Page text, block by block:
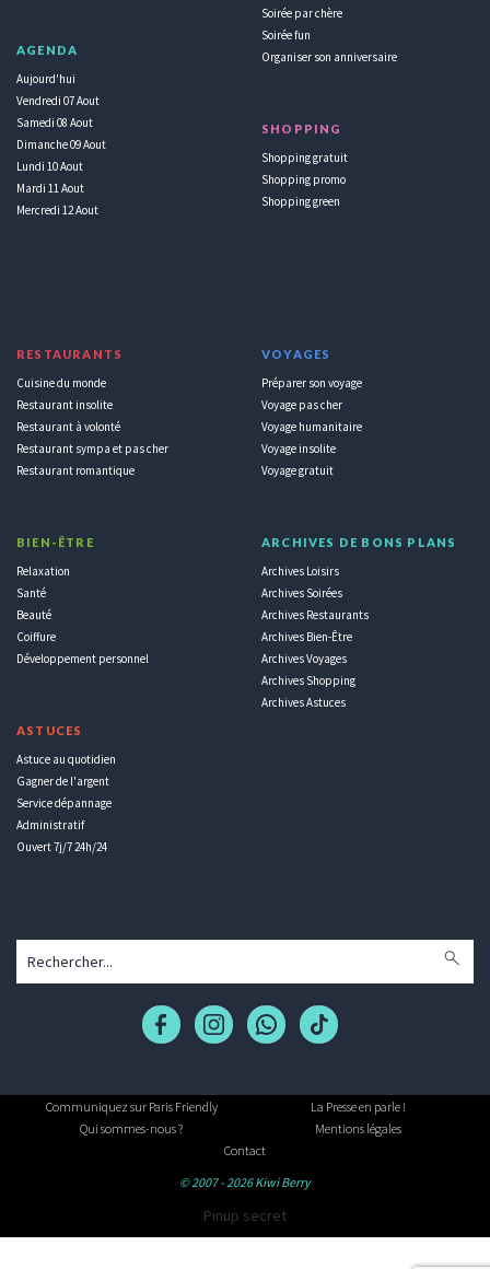
AGENDA
Aujourd'hui
Vendredi 07 Aout
Samedi 08 Aout
Dimanche 09 Aout
Lundi 10 Aout
Mardi 11 Aout
Mercredi 12 Aout
Soirée par chère
Soirée fun
Organiser son anniversaire
SHOPPING
Shopping gratuit
Shopping promo
Shopping green
RESTAURANTS
Cuisine du monde
Restaurant insolite
Restaurant à volonté
Restaurant sympa et pas cher
Restaurant romantique
BIEN-ÊTRE
Relaxation
Santé
Beauté
Coiffure
Développement personnel
ASTUCES
Astuce au quotidien
Gagner de l'argent
Service dépannage
Administratif
Ouvert 7j/7 24h/24
VOYAGES
Préparer son voyage
Voyage pas cher
Voyage humanitaire
Voyage insolite
Voyage gratuit
ARCHIVES DE BONS PLANS
Archives Loisirs
Archives Soirées
Archives Restaurants
Archives Bien-Être
Archives Voyages
Archives Shopping
Archives Astuces
Communiquez sur Paris Friendly
La Presse en parle !
Qui sommes-nous ?
Mentions légales
Contact
© 2007 - 2026 Kiwi Berry
Pinup secret